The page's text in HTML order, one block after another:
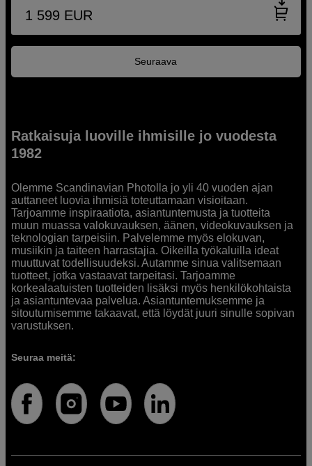
1 599 EUR
Seuraava
Ratkaisuja luoville ihmisille jo vuodesta
1982
Olemme Scandinavian Photolla jo yli 40 vuoden ajan
auttaneet luovia ihmisiä toteuttamaan visioitaan.
Tarjoamme inspiraatiota, asiantuntemusta ja tuotteita
muun muassa valokuvauksen, äänen, videokuvauksen ja
teknologian tarpeisiin. Palvelemme myös elokuvan,
musiikin ja taiteen harrastajia. Oikeilla työkaluilla ideat
muuttuvat todellisuudeksi. Autamme sinua valitsemaan
tuotteet, jotka vastaavat tarpeitasi. Tarjoamme
korkealaatuisten tuotteiden lisäksi myös henkilökohtaista
ja asiantuntevaa palvelua. Asiantuntemuksemme ja
sitoutumisemme takaavat, että löydät juuri sinulle sopivan
varustuksen.
Seuraa meitä: